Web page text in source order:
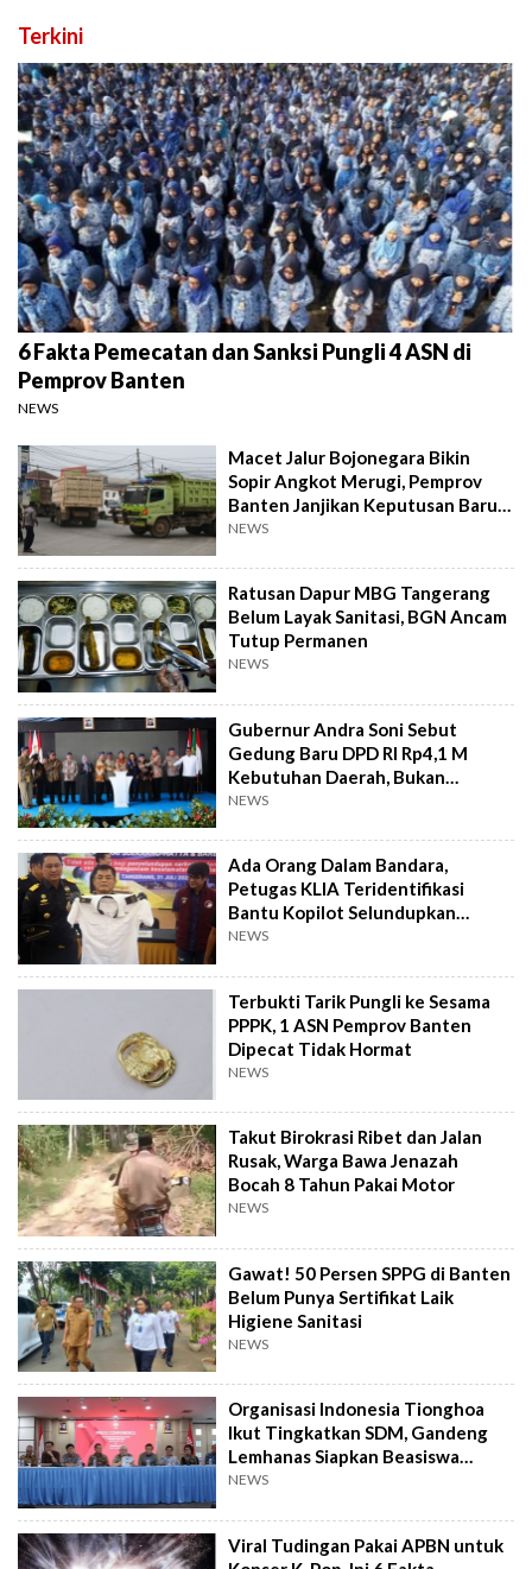
Terkini
6 Fakta Pemecatan dan Sanksi Pungli 4 ASN di
Pemprov Banten
NEWS
Macet Jalur Bojonegara Bikin
Sopir Angkot Merugi, Pemprov
Banten Janjikan Keputusan Baru 4
Hari Lagi
NEWS
Ratusan Dapur MBG Tangerang
Belum Layak Sanitasi, BGN Ancam
Tutup Permanen
NEWS
Gubernur Andra Soni Sebut
Gedung Baru DPD RI Rp4,1 M
Kebutuhan Daerah, Bukan
Senator
NEWS
Ada Orang Dalam Bandara,
Petugas KLIA Teridentifikasi
Bantu Kopilot Selundupkan
Ekstasi ke Indonesia
NEWS
Terbukti Tarik Pungli ke Sesama
PPPK, 1 ASN Pemprov Banten
Dipecat Tidak Hormat
NEWS
Takut Birokrasi Ribet dan Jalan
Rusak, Warga Bawa Jenazah
Bocah 8 Tahun Pakai Motor
NEWS
Gawat! 50 Persen SPPG di Banten
Belum Punya Sertifikat Laik
Higiene Sanitasi
NEWS
Organisasi Indonesia Tionghoa
Ikut Tingkatkan SDM, Gandeng
Lemhanas Siapkan Beasiswa
Hingga S3
NEWS
Viral Tudingan Pakai APBN untuk